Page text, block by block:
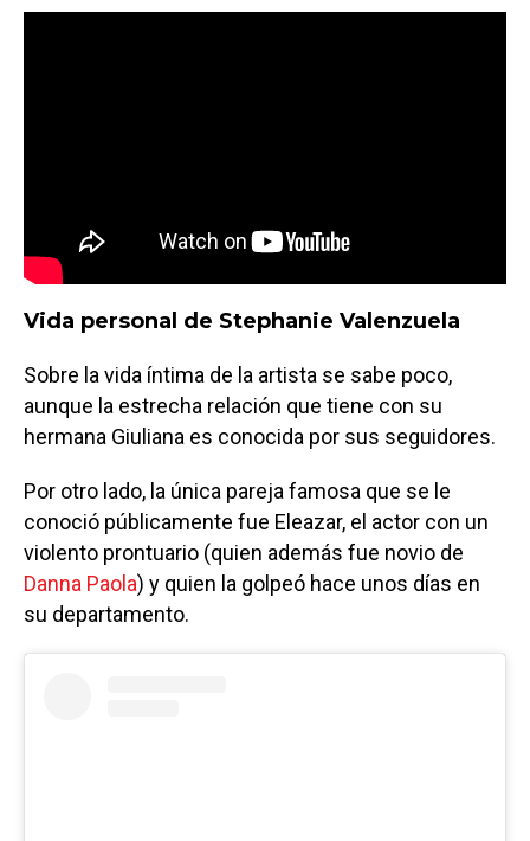
Vida personal de Stephanie Valenzuela
Sobre la vida íntima de la artista se sabe poco,
aunque la estrecha relación que tiene con su
hermana Giuliana es conocida por sus seguidores.
Por otro lado, la única pareja famosa que se le
conoció públicamente fue Eleazar, el actor con un
violento prontuario (quien además fue novio de
Danna Paola) y quien la golpeó hace unos días en
su departamento.